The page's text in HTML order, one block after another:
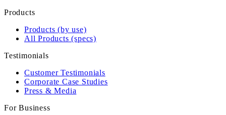
Products
Products (by use)
All Products (specs)
Testimonials
Customer Testimonials
Corporate Case Studies
Press & Media
For Business